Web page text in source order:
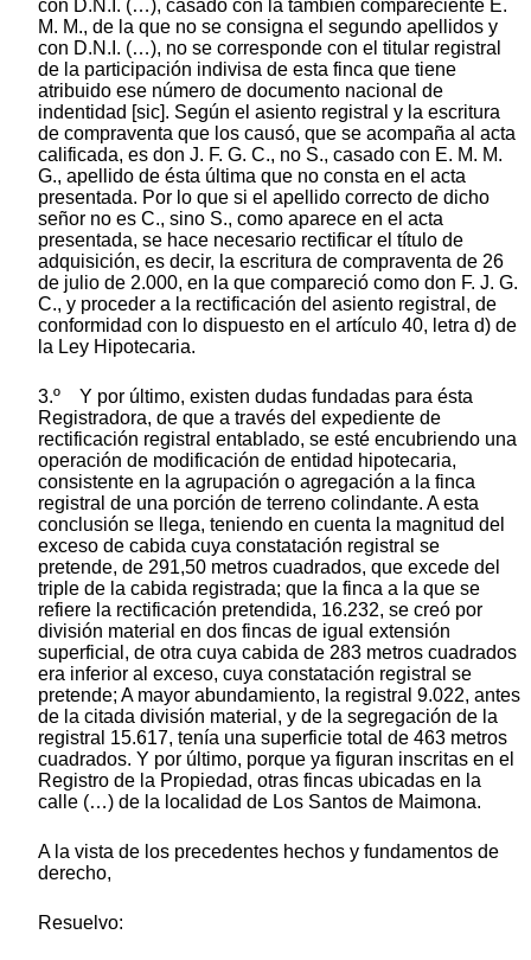
con D.N.I. (…), casado con la también compareciente E.
M. M., de la que no se consigna el segundo apellidos y
con D.N.I. (…), no se corresponde con el titular registral
de la participación indivisa de esta finca que tiene
atribuido ese número de documento nacional de
indentidad [sic]. Según el asiento registral y la escritura
de compraventa que los causó, que se acompaña al acta
calificada, es don J. F. G. C., no S., casado con E. M. M.
G., apellido de ésta última que no consta en el acta
presentada. Por lo que si el apellido correcto de dicho
señor no es C., sino S., como aparece en el acta
presentada, se hace necesario rectificar el título de
adquisición, es decir, la escritura de compraventa de 26
de julio de 2.000, en la que compareció como don F. J. G.
C., y proceder a la rectificación del asiento registral, de
conformidad con lo dispuesto en el artículo 40, letra d) de
la Ley Hipotecaria.
3.º Y por último, existen dudas fundadas para ésta
Registradora, de que a través del expediente de
rectificación registral entablado, se esté encubriendo una
operación de modificación de entidad hipotecaria,
consistente en la agrupación o agregación a la finca
registral de una porción de terreno colindante. A esta
conclusión se llega, teniendo en cuenta la magnitud del
exceso de cabida cuya constatación registral se
pretende, de 291,50 metros cuadrados, que excede del
triple de la cabida registrada; que la finca a la que se
refiere la rectificación pretendida, 16.232, se creó por
división material en dos fincas de igual extensión
superficial, de otra cuya cabida de 283 metros cuadrados
era inferior al exceso, cuya constatación registral se
pretende; A mayor abundamiento, la registral 9.022, antes
de la citada división material, y de la segregación de la
registral 15.617, tenía una superficie total de 463 metros
cuadrados. Y por último, porque ya figuran inscritas en el
Registro de la Propiedad, otras fincas ubicadas en la
calle (…) de la localidad de Los Santos de Maimona.
A la vista de los precedentes hechos y fundamentos de
derecho,
Resuelvo: